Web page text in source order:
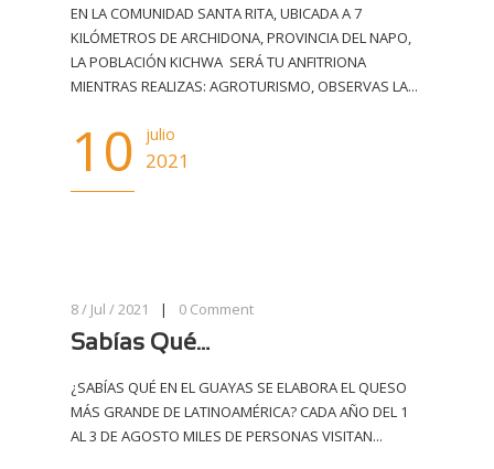
EN LA COMUNIDAD SANTA RITA, UBICADA A 7
KILÓMETROS DE ARCHIDONA, PROVINCIA DEL NAPO,
LA POBLACIÓN KICHWA SERÁ TU ANFITRIONA
MIENTRAS REALIZAS: AGROTURISMO, OBSERVAS LA...
10 julio
2021
8 / Jul / 2021 | 0 Comment
Sabías Qué…
¿SABÍAS QUÉ EN EL GUAYAS SE ELABORA EL QUESO
MÁS GRANDE DE LATINOAMÉRICA? CADA AÑO DEL 1
AL 3 DE AGOSTO MILES DE PERSONAS VISITAN...